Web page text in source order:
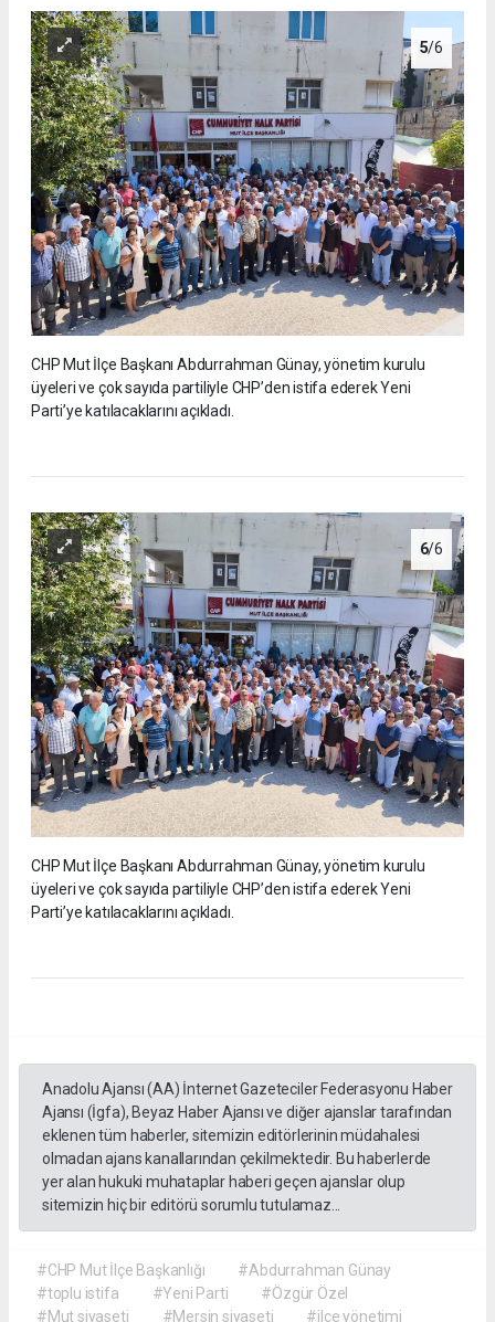
5/6
CHP Mut İlçe Başkanı Abdurrahman Günay, yönetim kurulu
üyeleri ve çok sayıda partiliyle CHP’den istifa ederek Yeni
Parti’ye katılacaklarını açıkladı.
6/6
CHP Mut İlçe Başkanı Abdurrahman Günay, yönetim kurulu
üyeleri ve çok sayıda partiliyle CHP’den istifa ederek Yeni
Parti’ye katılacaklarını açıkladı.
Anadolu Ajansı (AA) İnternet Gazeteciler Federasyonu Haber
Ajansı (İgfa), Beyaz Haber Ajansı ve diğer ajanslar tarafından
eklenen tüm haberler, sitemizin editörlerinin müdahalesi
olmadan ajans kanallarından çekilmektedir. Bu haberlerde
yer alan hukuki muhataplar haberi geçen ajanslar olup
sitemizin hiç bir editörü sorumlu tutulamaz...
#CHP Mut İlçe Başkanlığı
#Abdurrahman Günay
#toplu istifa
#Yeni Parti
#Özgür Özel
#Mut siyaseti
#Mersin siyaseti #ilçe yönetimi